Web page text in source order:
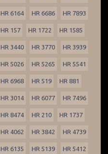
HR 6164 HR 6686 HR 7893
HR 157 HR 1722 HR 1585
HR 3440 HR 3770 HR 3939
HR 5026 HR 5265 HR 5541
HR 6968 HR 519 HR 881
HR 3014 HR 6077 HR 7496
HR 8474 HR 210 HR 1737
HR 4062 HR 3842 HR 4739
HR 6135 HR 5139 HR 5412